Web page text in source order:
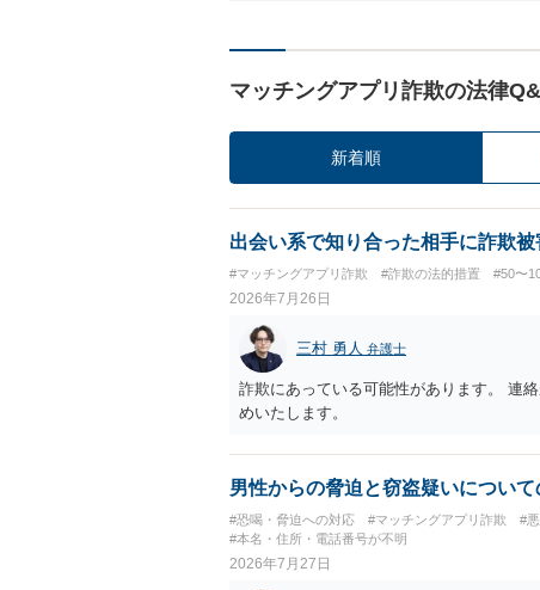
マッチングアプリ詐欺の法律
新着順
出会い系で知り合った相手に詐欺
#マッチングアプリ詐欺 #詐欺の法的措置 #50〜
2026年7月26日
三村 勇人 弁護士
詐欺にあっている可能性があります。 連
めいたします。
男性からの脅迫と窃盗疑いについ
#恐喝・脅迫への対応 #マッチングアプリ詐欺 #
#本名・住所・電話番号が不明
2026年7月27日